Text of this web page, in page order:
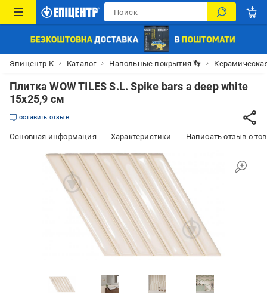
Эпицентр К Каталог Напольные покрытия 👣
Плитка WOW TILES S.L. Spike bars a deep white
15x25,9 см
оставить отзыв
Основная информация Характеристики Написать отзыв о